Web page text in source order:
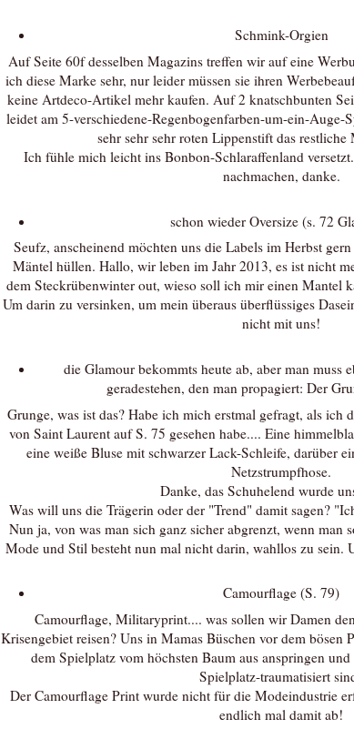
Schmink-Orgien
Auf Seite 60f desselben Magazins treffen wir auf eine
ich diese Marke sehr, nur leider müssen sie ihren
keine Artdeco-Artikel mehr kaufen. Auf 2 knatschbunten
leidet am 5-verschiedene-Regenbogenfarben-um-ein-Auge-
sehr sehr sehr roten Lippenstift das restliche
Ich fühle mich leicht ins Bonbon-Schlaraffenland
nachmachen, danke.
schon wieder Oversize (s. 72
Seufz, anscheinend möchten uns die Labels im Herbst
Mäntel hüllen. Hallo, wir leben im Jahr 2013, es ist nicht
dem Steckrübenwinter out, wieso soll ich mir einen Mantel
Um darin zu versinken, um mein überaus überflüssiges
nicht mit uns!
die Glamour bekommts heute ab, aber man muss
geradestehen, den man propagiert: Der
Grunge, was ist das? Habe ich mich erstmal gefragt, als
von Saint Laurent auf S. 75 gesehen habe.... Eine
eine weiße Bluse mit schwarzer Lack-Schleife, darüber
Netzstrumpfhose.
Danke, das Schuhelend wurde
Was will uns die Trägerin oder der "Trend" damit sagen?
Nun ja, von was man sich ganz sicher abgrenzt, wenn man
Mode und Stil besteht nun mal nicht darin, wahllos zu sein.
Camourflage (S. 79)
Camourflage, Militaryprint.... was sollen wir Damen
Krisengebiet reisen? Uns in Mamas Büschen vor dem bösen
dem Spielplatz vom höchsten Baum aus anspringen
Spielplatz-traumatisiert
Der Camourflage Print wurde nicht für die Modeindustrie
endlich mal damit ab!